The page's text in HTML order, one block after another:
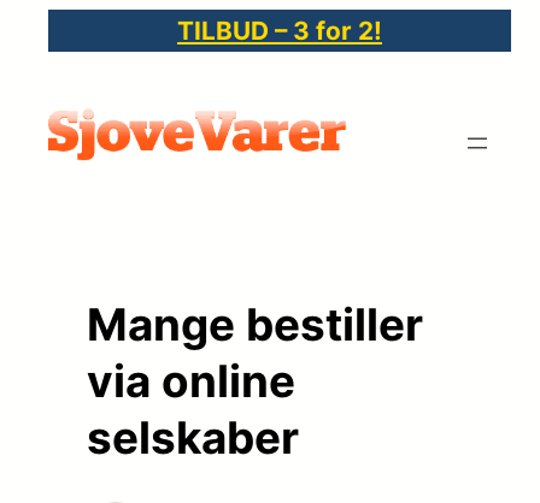
indhold
TILBUD – 3 for 2!
Mange bestiller
via online
selskaber